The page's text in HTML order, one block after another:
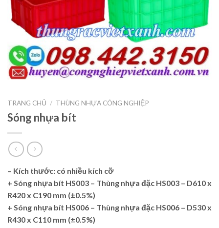
TRANG CHỦ / THÙNG NHỰA CÔNG NGHIỆP
Sóng nhựa bít
– Kích thước: có nhiều kích cỡ
+ Sóng nhựa bít HS003 – Thùng nhựa đặc HS003 – D610 x
R420 x C190 mm (±0.5%)
+ Sóng nhựa bít HS006 – Thùng nhựa đặc HS006 – D530 x
R430 x C110 mm (±0.5%)